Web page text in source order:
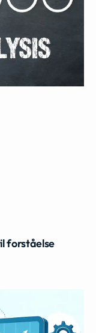
forståelse